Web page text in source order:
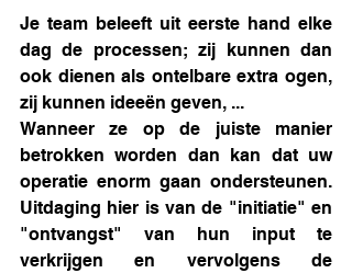
Je team beleeft uit eerste hand elke
dag de processen; zij kunnen dan
ook dienen als ontelbare extra ogen,
zij kunnen ideeën geven, ...
Wanneer ze op de juiste manier
betrokken worden dan kan dat uw
operatie enorm gaan ondersteunen.
Uitdaging hier is van de "initiatie" en
"ontvangst" van hun input te
verkrijgen en vervolgens de